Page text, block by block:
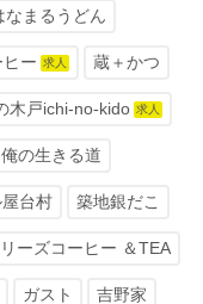
なまるうどん
ー 求人 蔵＋かつ
木戸ichi-no-kido 求人
俺の生きる道
台村 築地銀だこ
ーズコーヒー ＆TEA
ガスト 吉野家